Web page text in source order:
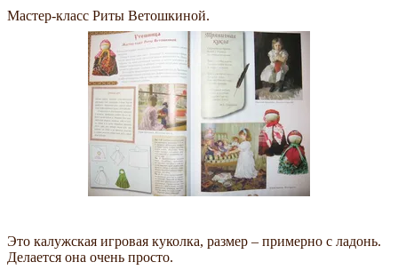
Мастер-класс Риты Ветошкиной.
Это калужская игровая куколка, размер – примерно с ладонь.
Делается она очень просто.